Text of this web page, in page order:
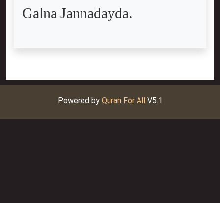
Galna Jannadayda.
Powered by Quran For AllV5.1